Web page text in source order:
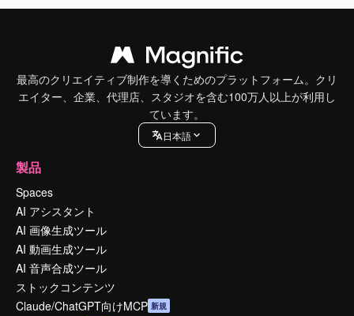
最高のクリエイティブ制作を導くためのプラットフォーム。クリ
エイター、企業、代理店、スタジオを含む100万人以上が利用し
ています。
日本語
製品
Spaces
AI アシスタント
AI 画像生成ツール
AI 動画生成ツール
AI 音声合成ツール
ストックコンテンツ
Claude/ChatGPT向けMCP 新規